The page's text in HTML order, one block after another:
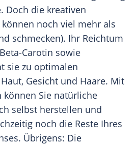
. Doch die kreativen
noch viel mehr als
schmecken). Ihr Reichtum
Carotin sowie
sie zu optimalen
Gesicht und Haare. Mit
können Sie natürliche
selbst herstellen und
noch die Reste Ihres
Übrigens: Die